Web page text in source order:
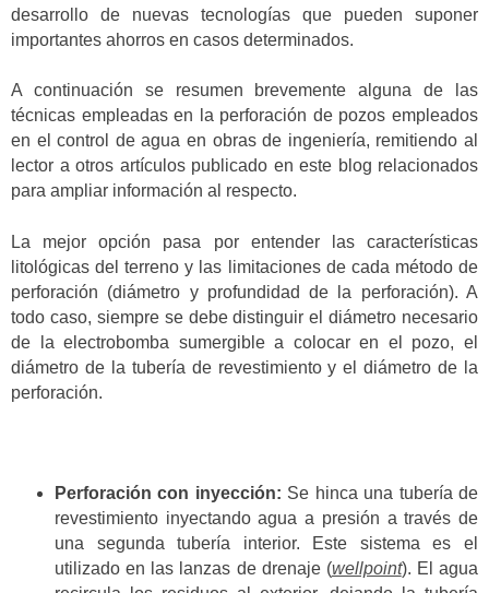
desarrollo de nuevas tecnologías que pueden suponer
importantes ahorros en casos determinados.
A continuación se resumen brevemente alguna de las
técnicas empleadas en la perforación de pozos empleados
en el control de agua en obras de ingeniería, remitiendo al
lector a otros artículos publicado en este blog relacionados
para ampliar información al respecto.
La mejor opción pasa por entender las características
litológicas del terreno y las limitaciones de cada método de
perforación (diámetro y profundidad de la perforación). A
todo caso, siempre se debe distinguir el diámetro necesario
de la electrobomba sumergible a colocar en el pozo, el
diámetro de la tubería de revestimiento y el diámetro de la
perforación.
Perforación con inyección: Se hinca una tubería de
revestimiento inyectando agua a presión a través de
una segunda tubería interior. Este sistema es el
utilizado en las lanzas de drenaje (wellpoint). El agua